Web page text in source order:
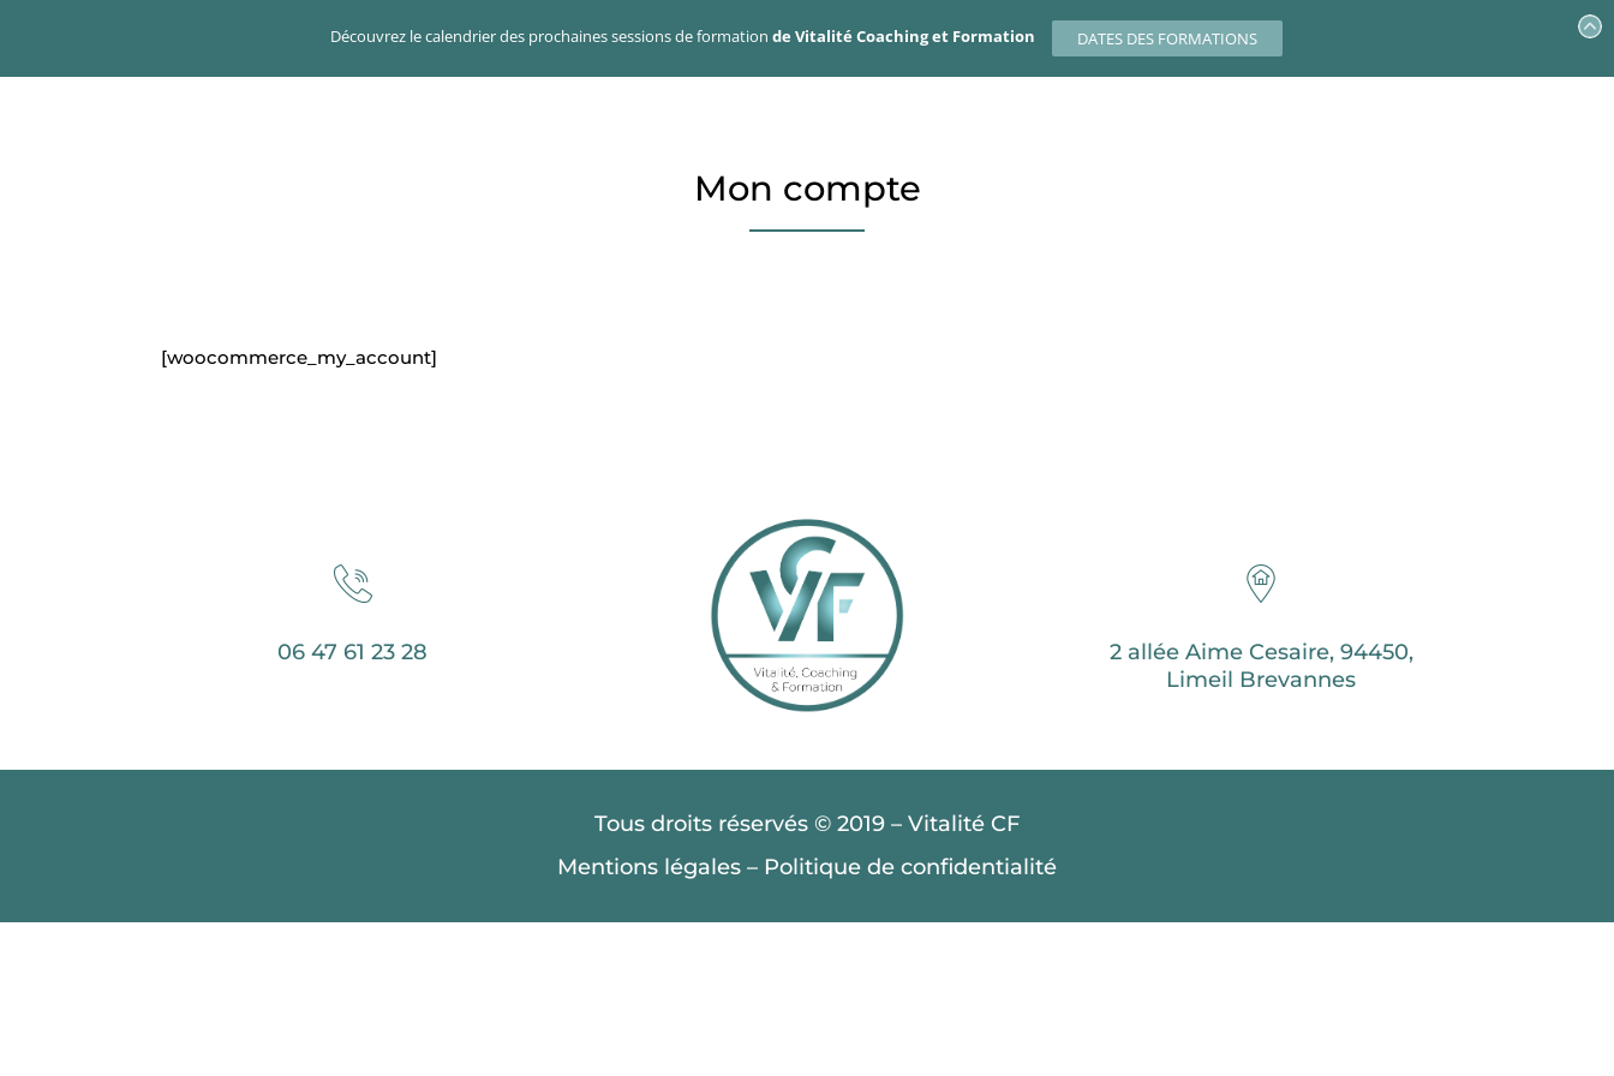
Mon compte
[woocommerce_my_account]
06 47 61 23 28
2 allée Aime Cesaire, 94450,
Limeil Brevannes
Tous droits réservés © 2019 – Vitalité CF
Mentions légales – Politique de confidentialité
Découvrez le calendrier des prochaines sessions de formation de Vitalité Coaching et Formation DATES DES FORMATIONS